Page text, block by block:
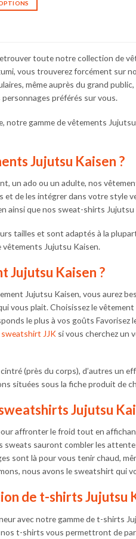
toute notre collection de
vous trouverez forcément
même auprès du grand
préférés sur vous.
notre gamme de vêtements
Jujutsu Kaisen ?
un ado ou un adulte, nos
de les intégrer dans votre style
que nos sweat-shirts Jujutsu
tailles et sont adaptés à la
Jujutsu Kaisen.
Jujutsu Kaisen ?
Jujutsu Kaisen, vous aurez
vous plait. Choisissez le
le plus à vos goûts Favorisez
sweatshirt JJKsi vous cherchez un
(près du corps), d’autres un
situées sous la fiche produit de
Jujutsu
affronter le froid tout en
sweats sauront combler les
sont là pour vous tenir chaud,
nous avons le sweatshirt qui
de t-shirts Jujutsu
avec notre gamme de t-shirts
t-shirts vous permettront de